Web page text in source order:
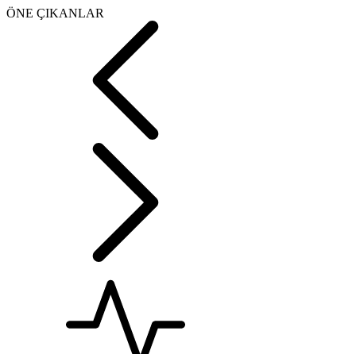
ÖNE ÇIKANLAR